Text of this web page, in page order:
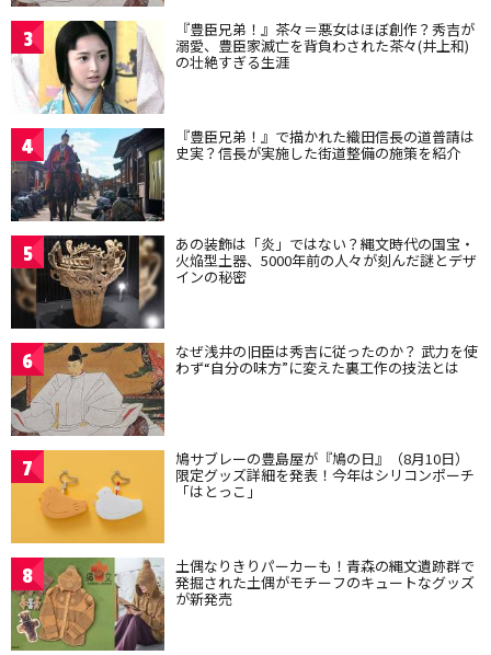
3 『豊臣兄弟！』茶々＝悪女はほぼ創作？秀吉が
溺愛、豊臣家滅亡を背負わされた茶々(井上和)
の壮絶すぎる生涯
4 『豊臣兄弟！』で描かれた織田信長の道普請は
史実？信長が実施した街道整備の施策を紹介
5 あの装飾は「炎」ではない？縄文時代の国宝・
火焔型土器、5000年前の人々が刻んだ謎とデザ
インの秘密
6 なぜ浅井の旧臣は秀吉に従ったのか？ 武力を使
わず“自分の味方”に変えた裏工作の技法とは
7 鳩サブレーの豊島屋が『鳩の日』（8月10日）
限定グッズ詳細を発表！今年はシリコンポーチ
「はとっこ」
8 土偶なりきりパーカーも！青森の縄文遺跡群で
発掘された土偶がモチーフのキュートなグッズ
が新発売